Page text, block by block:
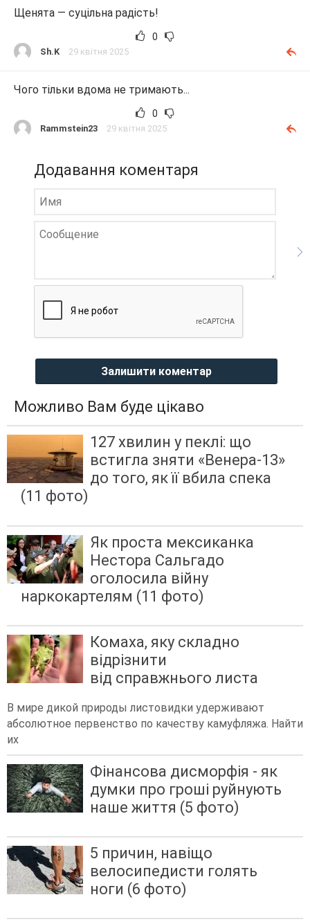
Щенята — суцільна радість!
0
Sh.K 29 квітня 2025
Чого тільки вдома не тримають...
0
Rammstein23 29 квітня 2025
Додавання коментаря
Залишити коментар
Можливо Вам буде цікаво
127 хвилин у пеклі: що
встигла зняти «Венера-13»
до того, як її вбила спека
(11 фото)
Як проста мексиканка
Нестора Сальгадо
оголосила війну
наркокартелям (11 фото)
Комаха, яку складно
відрізнити
від справжнього листа
В мире дикой природы листовидки удерживают
абсолютное первенство по качеству камуфляжа. Найти
их
Фінансова дисморфія - як
думки про гроші руйнують
наше життя (5 фото)
5 причин, навіщо
велосипедисти голять
ноги (6 фото)